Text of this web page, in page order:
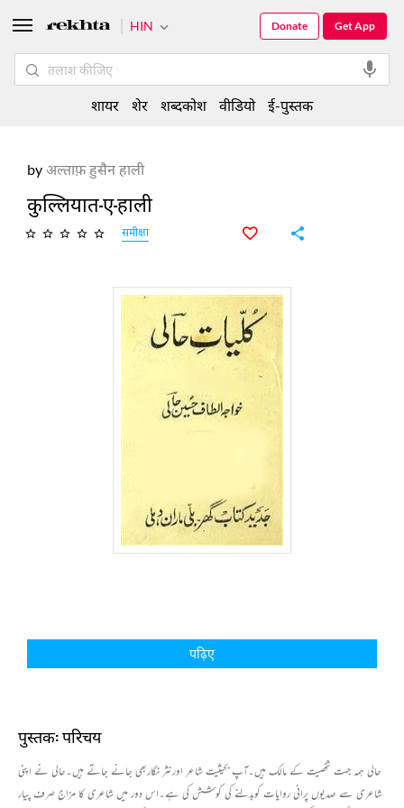
byअल्ताफ़ हुसैन हाली
कुल्लियात-ए-हाली
समीक्षा
पढ़िए
पुस्तक: परिचय
حالی ہمہ جہت شخصیت کے مالک ہیں۔آپ بحیثیت شاعر اورنثر نگاربھی جانے جاتے ہیں۔حالی نے اپنی
شاعری سے صدیوں پرانی روایات کوبدلنے کی کوشش کی ہے۔اس دور میں شاعری کا مزاج صرف پیار
HIN Get App
Donate
शायर शेर शब्दकोश वीडियो ई-पुस्तक